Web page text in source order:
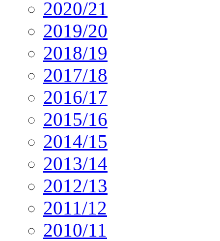
2020/21
2019/20
2018/19
2017/18
2016/17
2015/16
2014/15
2013/14
2012/13
2011/12
2010/11